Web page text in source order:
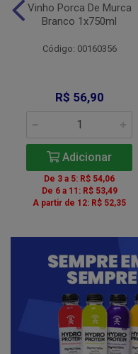
Vinho Porca De Murca
Branco 1x750ml
Código: 00160356
R$ 56,90
Adicionar
De 3 a 5: R$ 54,06
De 6 a 11: R$ 53,49
A partir de 12: R$ 52,35